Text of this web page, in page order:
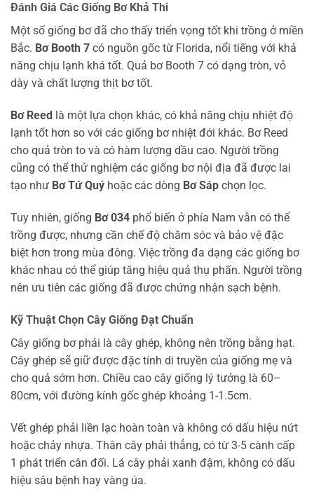
Đánh Giá Các Giống Bơ Khả Thi
Một số giống bơ đã cho thấy triển vọng tốt khi trồng ở miền
Bắc. Bơ Booth 7 có nguồn gốc từ Florida, nổi tiếng với khả
năng chịu lạnh khá tốt. Quả bơ Booth 7 có dạng tròn, vỏ
dày và chất lượng thịt bơ tốt.
Bơ Reed
là một lựa chọn khác, có khả năng chịu nhiệt độ
lạnh tốt hơn so với các giống bơ nhiệt đới khác. Bơ Reed
cho quả tròn to và có hàm lượng dầu cao. Người trồng
cũng có thể thử nghiệm các giống bơ nội địa đã được lai
tạo như Bơ Tứ Quý hoặc các dòng Bơ Sáp chọn lọc.
Tuy nhiên, giống Bơ 034 phổ biến ở phía Nam vẫn có thể
trồng được, nhưng cần chế độ chăm sóc và bảo vệ đặc
biệt hơn trong mùa đông. Việc trồng đa dạng các giống bơ
khác nhau có thể giúp tăng hiệu quả thụ phấn. Người trồng
nên ưu tiên các giống đã được chứng nhận sạch bệnh.
Kỹ Thuật Chọn Cây Giống Đạt Chuẩn
Cây giống bơ phải là cây ghép, không nên trồng bằng hạt.
Cây ghép sẽ giữ được đặc tính di truyền của giống mẹ và
cho quả sớm hơn. Chiều cao cây giống lý tưởng là 60–
80cm, với đường kính gốc ghép khoảng 1-1.5cm.
Vết ghép phải liền lạc hoàn toàn và không có dấu hiệu nứt
hoặc chảy nhựa. Thân cây phải thẳng, có từ 3-5 cành cấp
1 phát triển cân đối. Lá cây phải xanh đậm, không có dấu
hiệu sâu bệnh hay vàng úa.